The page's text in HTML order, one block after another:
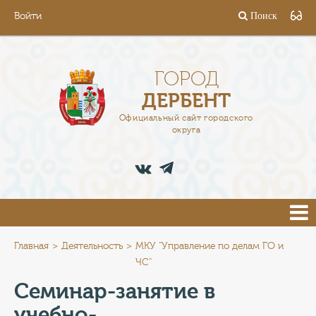
Войти Поиск
ГОРОД
ДЕРБЕНТ
Официальный сайт городского
округа
АДМИНИСТРАЦИЯ
ПРЕСС-ЦЕНТР
ТУРИСТАМ
Главная Деятельность
МКУ "Управление по делам ГО и
ЧС"
Семинар-занятие в